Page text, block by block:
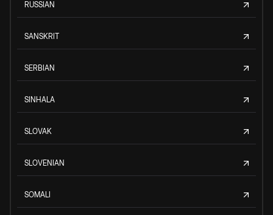
RUSSIAN
SANSKRIT
SERBIAN
SINHALA
SLOVAK
SLOVENIAN
SOMALI